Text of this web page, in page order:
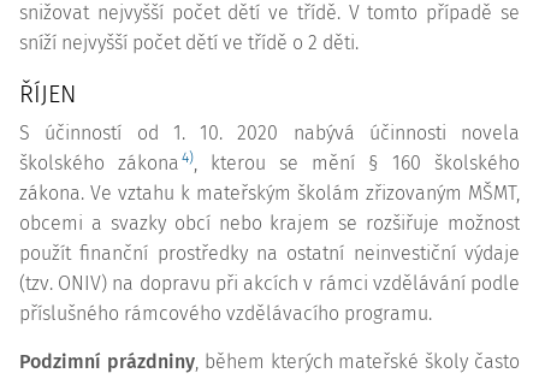
snižovat nejvyšší počet dětí ve třídě. V tomto případě se
sníží nejvyšší počet dětí ve třídě o 2 děti.
ŘÍJEN
S účinností od 1. 10. 2020 nabývá účinnosti novela
školského zákona 4), kterou se mění § 160 školského
zákona. Ve vztahu k mateřským školám zřizovaným MŠMT,
obcemi a svazky obcí nebo krajem se rozšiřuje možnost
použít finanční prostředky na ostatní neinvestiční výdaje
(tzv. ONIV) na dopravu při akcích v rámci vzdělávání podle
příslušného rámcového vzdělávacího programu.
Podzimní prázdniny, během kterých mateřské školy často